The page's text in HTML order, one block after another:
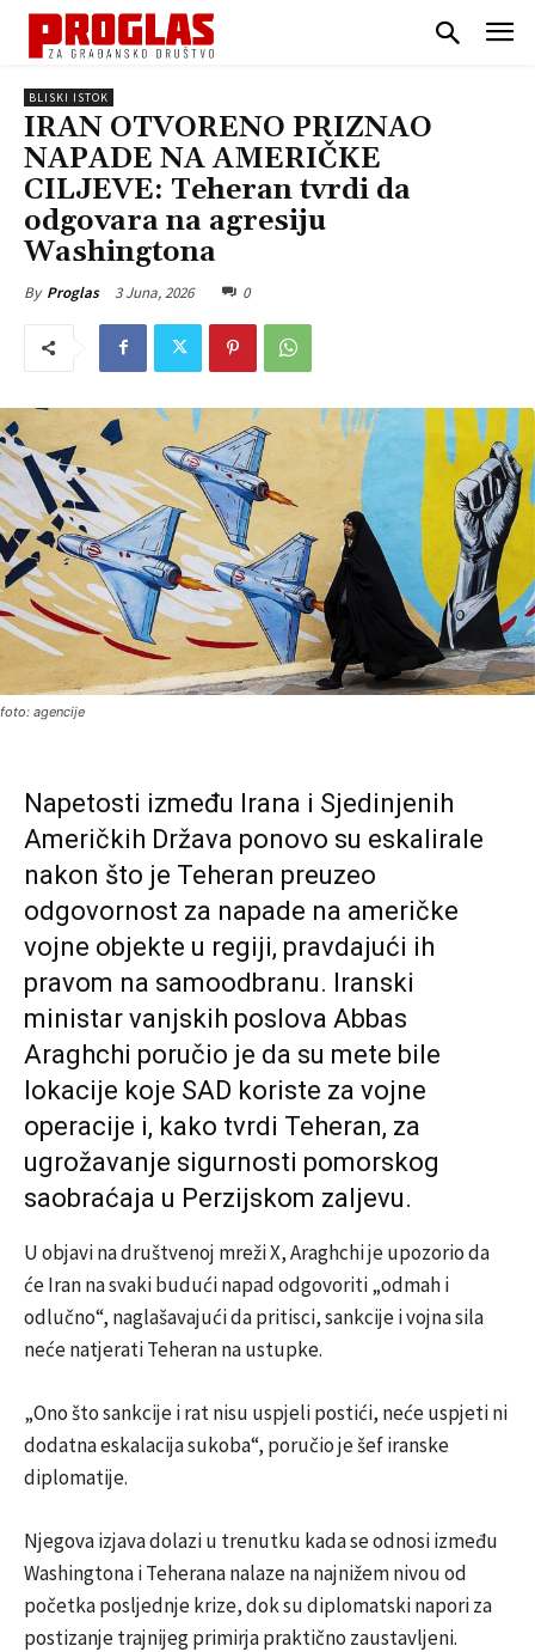
BLISKI ISTOK
IRAN OTVORENO PRIZNAO
NAPADE NA AMERIČKE
CILJEVE: Teheran tvrdi da
odgovara na agresiju
Washingtona
By Proglas 3 Juna, 2026 0
foto: agencije
Napetosti između Irana i Sjedinjenih
Američkih Država ponovo su eskalirale
nakon što je Teheran preuzeo
odgovornost za napade na američke
vojne objekte u regiji, pravdajući ih
pravom na samoodbranu. Iranski
ministar vanjskih poslova Abbas
Araghchi poručio je da su mete bile
lokacije koje SAD koriste za vojne
operacije i, kako tvrdi Teheran, za
ugrožavanje sigurnosti pomorskog
saobraćaja u Perzijskom zaljevu.
U objavi na društvenoj mreži X, Araghchi je upozorio da
će Iran na svaki budući napad odgovoriti „odmah i
odlučno“, naglašavajući da pritisci, sankcije i vojna sila
neće natjerati Teheran na ustupke.
„Ono što sankcije i rat nisu uspjeli postići, neće uspjeti ni
dodatna eskalacija sukoba“, poručio je šef iranske
diplomatije.
Njegova izjava dolazi u trenutku kada se odnosi između
Washingtona i Teherana nalaze na najnižem nivou od
početka posljednje krize, dok su diplomatski napori za
postizanje trajnijeg primirja praktično zaustavljeni.